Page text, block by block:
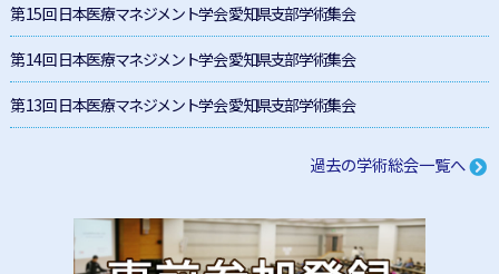
第 15 回 日本医療マネジメント学会 愛知県支部学術集会
第 14 回 日本医療マネジメント学会 愛知県支部学術集会
第 13 回 日本医療マネジメント学会 愛知県支部学術集会
過去の学術総会一覧へ